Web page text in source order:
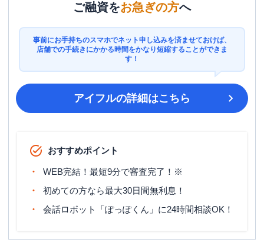
ご融資をお急ぎの方へ
事前にお手持ちのスマホでネット申し込みを済ませておけば、
店舗での手続きにかかる時間をかなり短縮することができま
す！
アイフルの詳細はこちら
おすすめポイント
WEB完結！最短9分で審査完了！※
初めての方なら最大30日間無利息！
会話ロボット「ぽっぽくん」に24時間相談OK！